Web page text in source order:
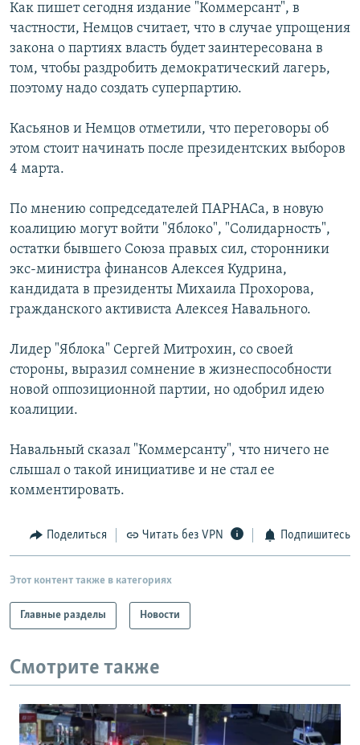
Как пишет сегодня издание "Коммерсант", в
частности, Немцов считает, что в случае упрощения
закона о партиях власть будет заинтересована в
том, чтобы раздробить демократический лагерь,
поэтому надо создать суперпартию.
Касьянов и Немцов отметили, что переговоры об
этом стоит начинать после президентских выборов
4 марта.
По мнению сопредседателей ПАРНАСа, в новую
коалицию могут войти "Яблоко", "Солидарность",
остатки бывшего Союза правых сил, сторонники
экс-министра финансов Алексея Кудрина,
кандидата в президенты Михаила Прохорова,
гражданского активиста Алексея Навального.
Лидер "Яблока" Сергей Митрохин, со своей
стороны, выразил сомнение в жизнеспособности
новой оппозиционной партии, но одобрил идею
коалиции.
Навальный сказал "Коммерсанту", что ничего не
слышал о такой инициативе и не стал ее
комментировать.
Поделиться Читать без VPN Подпишитесь
Этот контент также в категориях
Главные разделы Новости
Смотрите также